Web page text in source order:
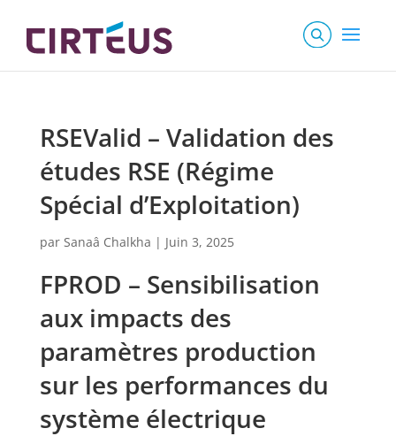
RSEValid – Validation des
études RSE (Régime
Spécial d’Exploitation)
par Sanaâ Chalkha | Juin 3, 2025
FPROD – Sensibilisation
aux impacts des
paramètres production
sur les performances du
système électrique